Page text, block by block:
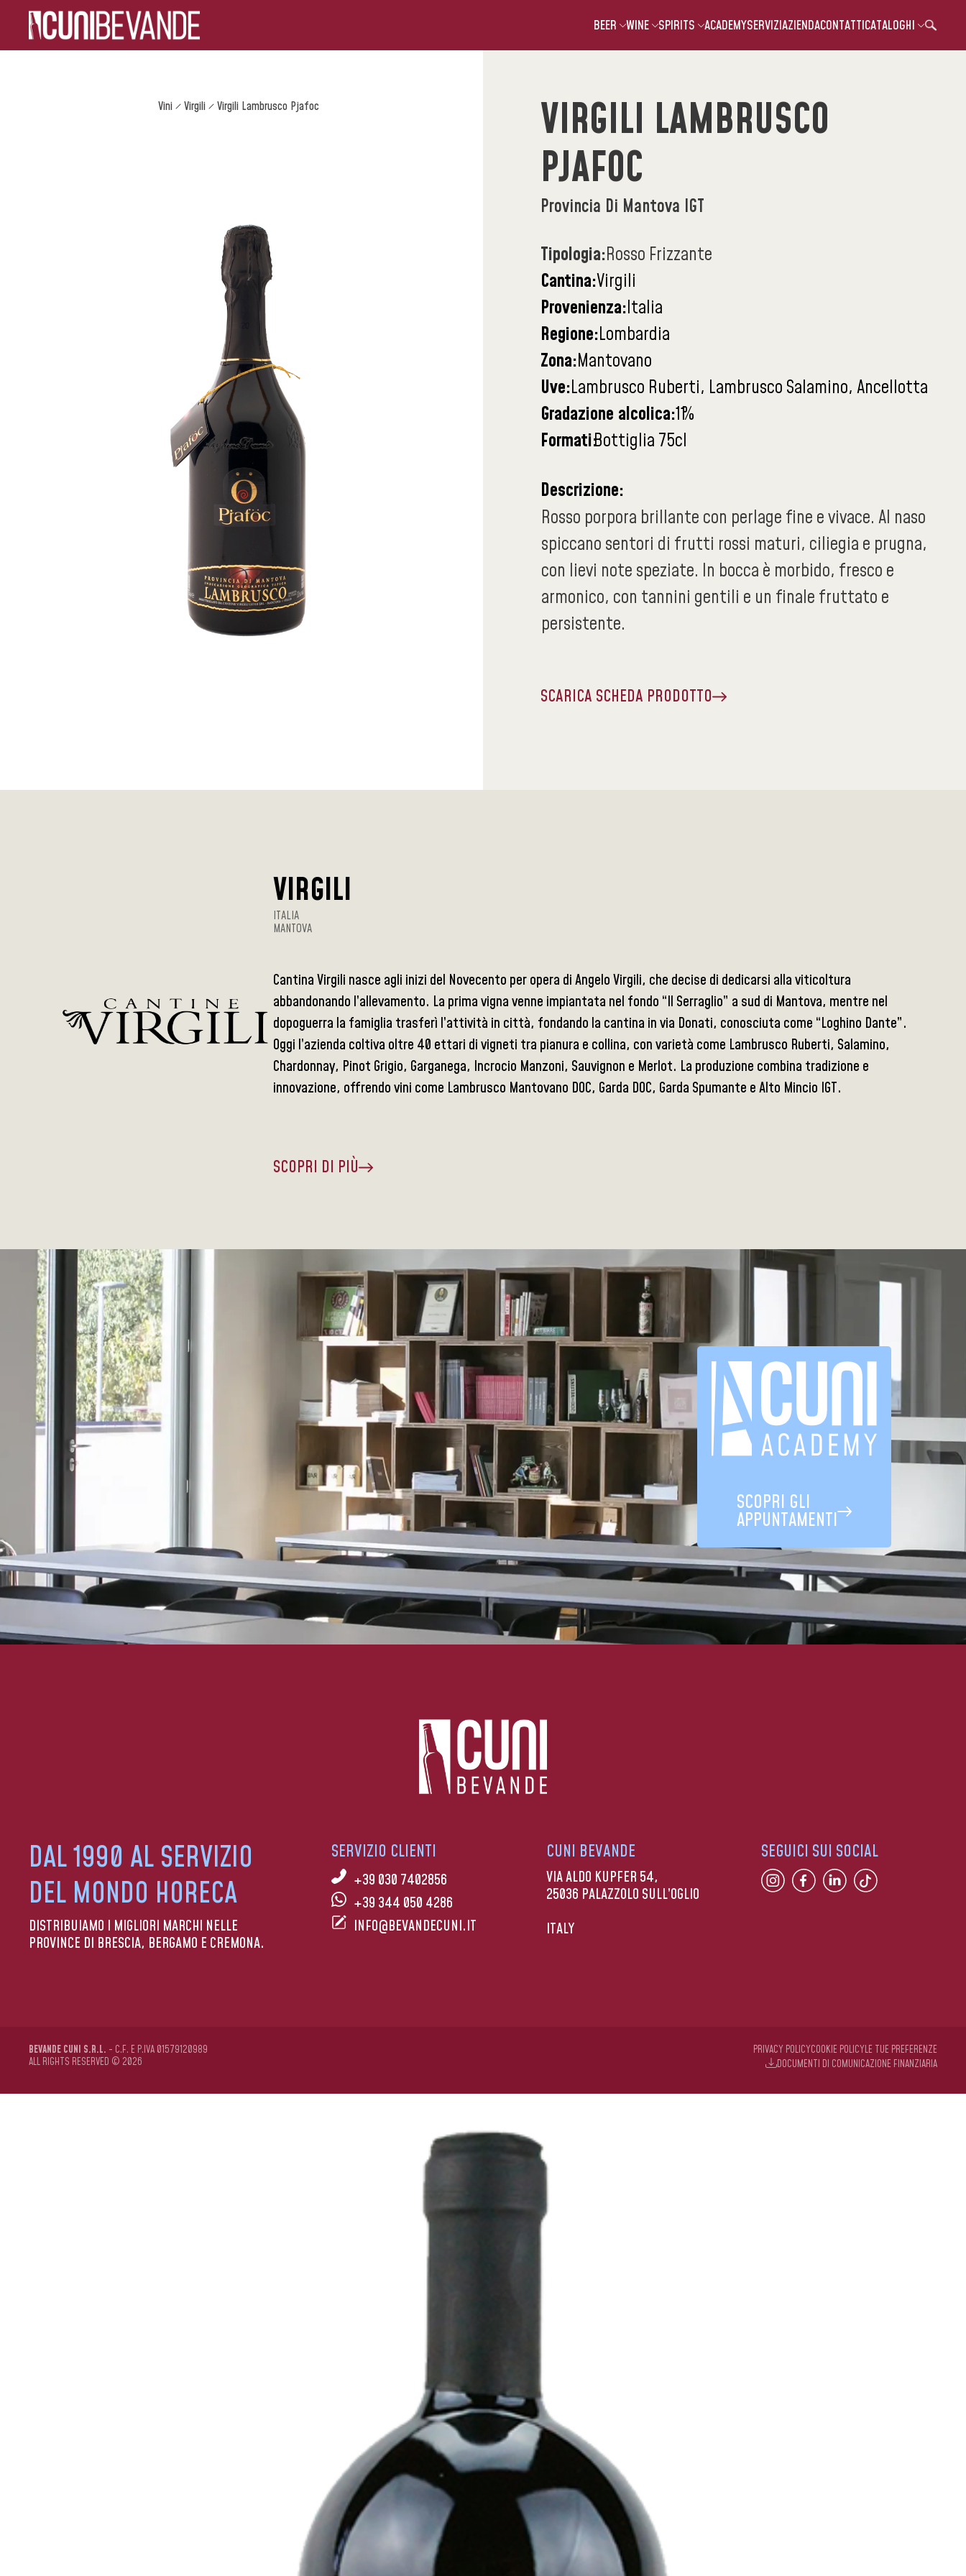
BEER WINE SPIRITS ACADEMYSERVIZIAZIENDACONTATTICATALOGHI
Vini Virgili Virgili Lambrusco Pjafoc
VIRGILI LAMBRUSCO
PJAFOC
Provincia Di Mantova IGT
Tipologia:Rosso Frizzante
Cantina:Virgili
Provenienza:Italia
Regione:Lombardia
Zona:Mantovano
Uve:Lambrusco Ruberti, Lambrusco Salamino, Ancellotta
Gradazione alcolica:11%
Formati:Bottiglia 75cl
Descrizione:
Rosso porpora brillante con perlage fine e vivace. Al naso
spiccano sentori di frutti rossi maturi, ciliegia e prugna,
con lievi note speziate. In bocca è morbido, fresco e
armonico, con tannini gentili e un finale fruttato e
persistente.
SCARICA SCHEDA PRODOTTO
VIRGILI
ITALIA
MANTOVA
Cantina Virgili nasce agli inizi del Novecento per opera di Angelo Virgili, che decise di dedicarsi alla viticoltura
abbandonando l’allevamento. La prima vigna venne impiantata nel fondo “Il Serraglio” a sud di Mantova, mentre nel
dopoguerra la famiglia trasferì l’attività in città, fondando la cantina in via Donati, conosciuta come “Loghino Dante”.
Oggi l’azienda coltiva oltre 40 ettari di vigneti tra pianura e collina, con varietà come Lambrusco Ruberti, Salamino,
Chardonnay, Pinot Grigio, Garganega, Incrocio Manzoni, Sauvignon e Merlot. La produzione combina tradizione e
innovazione, offrendo vini come Lambrusco Mantovano DOC, Garda DOC, Garda Spumante e Alto Mincio IGT.
SCOPRI DI PIÙ
SCOPRI GLI
APPUNTAMENTI
DAL 1990 AL SERVIZIO
DEL MONDO HORECA
DISTRIBUIAMO I MIGLIORI MARCHI NELLE
PROVINCE DI BRESCIA, BERGAMO E CREMONA.
SERVIZIO CLIENTI
+39 030 7402856
+39 344 050 4286
INFO@BEVANDECUNI.IT
CUNI BEVANDE
VIA ALDO KUPFER 54,
25036 PALAZZOLO SULL’OGLIO
ITALY
SEGUICI SUI SOCIAL
BEVANDE CUNI S.R.L. - C.F. E P.IVA 01579120989
ALL RIGHTS RESERVED © 2026
PRIVACY POLICYCOOKIE POLICYLE TUE PREFERENZE
DOCUMENTI DI COMUNICAZIONE FINANZIARIA